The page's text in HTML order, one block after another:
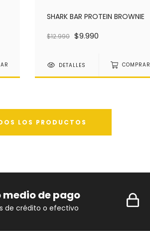
SHARK BAR PROTEIN BROWNIE
$12.990 $9.990
DETALLES COMPRAR
LOS PRODUCTOS
medio de pago
de crédito o efectivo